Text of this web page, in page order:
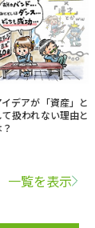
イデアが「資産」と
て扱われない理由と
一覧を表示